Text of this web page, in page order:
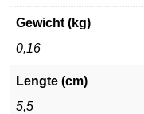
Gewicht (kg)
0,16
Lengte (cm)
5,5